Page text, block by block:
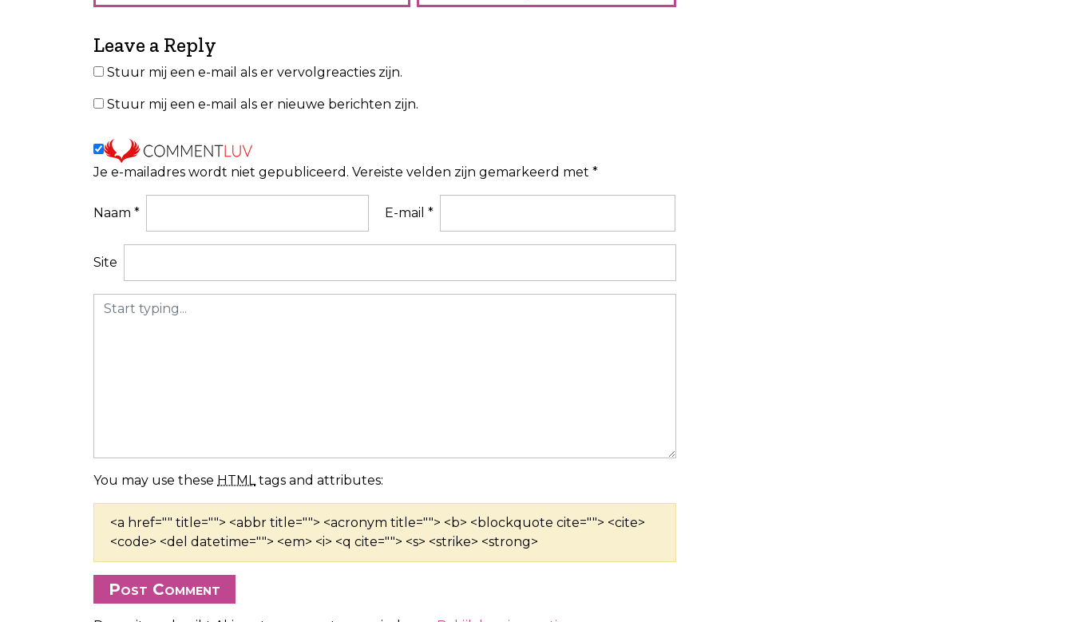
i
c
t
n
a
i
a
Leave a Reply
Je e-mailadres wordt niet gepubliceerd. Vereiste velden zijn gemarkeerd met *
You may use these HTMLtags and attributes:
<a href="" title=""> <abbr title=""> <acronym title=""> <b> <blockquote cite=""> <cite>
<code> <del datetime=""> <em> <i> <q cite=""> <s> <strike> <strong>
Naam * E-mail *
Site
Stuur mij een e-mail als er vervolgreacties zijn.
Stuur mij een e-mail als er nieuwe berichten zijn.